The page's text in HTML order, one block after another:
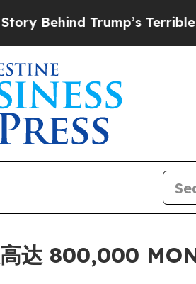
Trump’s Terrible
达 800,000